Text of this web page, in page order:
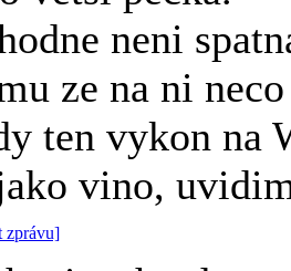
neni
ze na ni
ten vykon na
vino,
zprávu]